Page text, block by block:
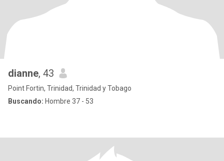
dianne, 43
Point Fortin, Trinidad, Trinidad y Tobago
Buscando: Hombre 37 - 53